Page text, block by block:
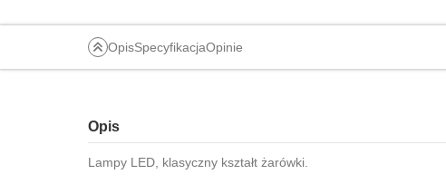
OpisSpecyfikacjaOpinie
Opis
Lampy LED, klasyczny kształt żarówki.